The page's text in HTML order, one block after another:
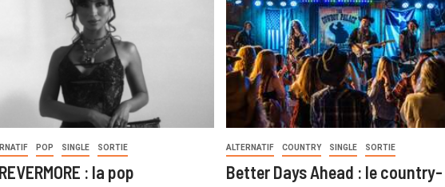
POP SINGLE SORTIE
: la pop
ALTERNATIF COUNTRY SINGLE SORTIE
Better Days Ahead : le country-